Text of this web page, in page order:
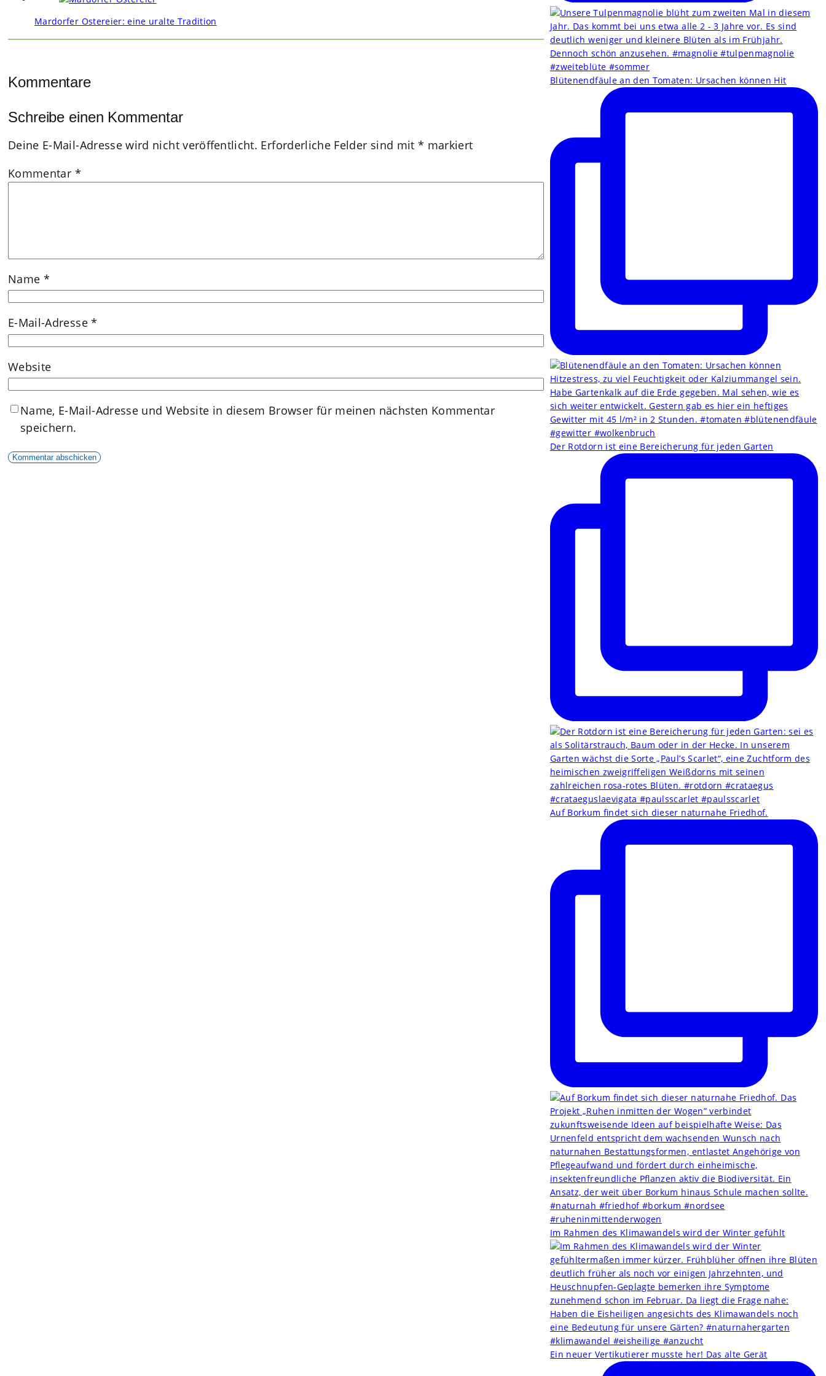
Mardorfer Ostereier: eine uralte Tradition
Kommentare
Schreibe einen Kommentar
Deine E-Mail-Adresse wird nicht veröffentlicht. Erforderliche Felder sind mit * markiert
Kommentar *
Name *
E-Mail-Adresse*
Website
Name, E-Mail-Adresse und Website in diesem Browser für meinen nächsten Kommentar
speichern.
Blütenendfäule an den Tomaten: Ursachen können Hit
Der Rotdorn ist eine Bereicherung für jeden Garten
Auf Borkum findet sich dieser naturnahe Friedhof.
Im Rahmen des Klimawandels wird der Winter gefühlt
Ein neuer Vertikutierer musste her! Das alte Gerät